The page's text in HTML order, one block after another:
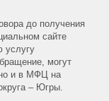
до получения
сайте
услугу
могут
но и в МФЦ на
– Югры.